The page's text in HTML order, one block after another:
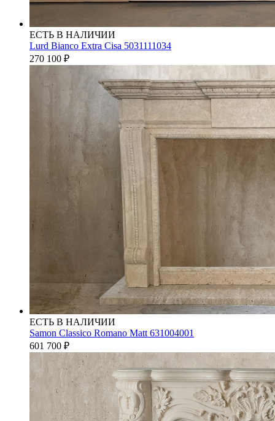
ЕСТЬ В НАЛИЧИИ
Lurd Bianco Extra Cisa 5031111034
270 100 ₽
ЕСТЬ В НАЛИЧИИ
Samon Classico Romano Matt 631004001
601 700 ₽